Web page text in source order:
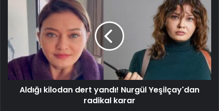
Aldığı kilodan dert yandı! Nurgül Yeşilçay'dan
radikal karar